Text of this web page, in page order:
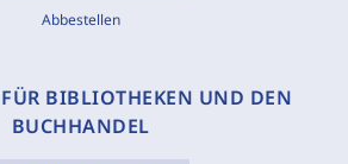
Abbestellen
FÜR BIBLIOTHEKEN UND DEN
BUCHHANDEL